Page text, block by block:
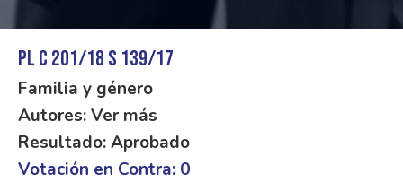
PL C 201/18 S 139/17
Familia y género
Autores: Ver más
Resultado: Aprobado
Votación en Contra: 0